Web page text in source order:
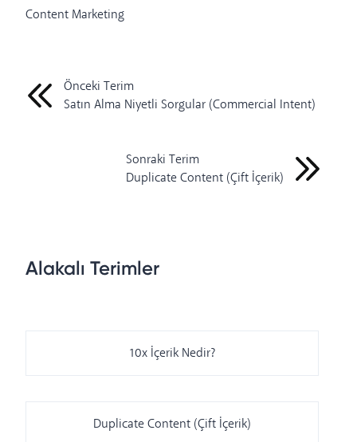
Content Marketing
Önceki Terim
Satın Alma Niyetli Sorgular (Commercial Intent)
Sonraki Terim
Duplicate Content (Çift İçerik)
Alakalı Terimler
10x İçerik Nedir?
Duplicate Content (Çift İçerik)